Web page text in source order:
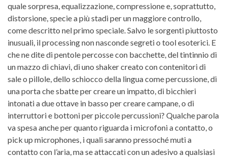
quale sorpresa, equalizzazione, compressione e, soprattutto,
distorsione, specie a più stadi per un maggiore controllo,
come descritto nel primo speciale. Salvo le sorgenti piuttosto
inusuali, il processing non nasconde segreti o tool esoterici. E
che ne dite di pentole percosse con bacchette, del tintinnio di
un mazzo di chiavi, di uno shaker creato con contenitori di
sale o pillole, dello schiocco della lingua come percussione, di
una porta che sbatte per creare un impatto, di bicchieri
intonati a due ottave in basso per creare campane, o di
interruttori e bottoni per piccole percussioni? Qualche parola
va spesa anche per quanto riguarda i microfoni a contatto, o
pick up microphones, i quali saranno pressoché muti a
contatto con l’aria, ma se attaccati con un adesivo a qualsiasi